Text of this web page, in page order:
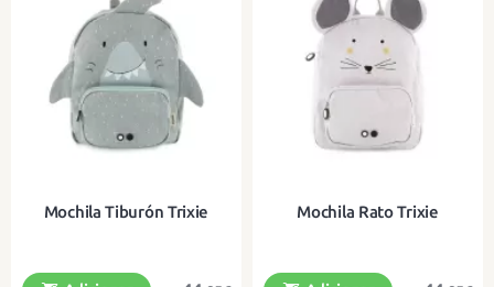
Uma divertida mochila de algodão
orgânico para os mais pequenos
Uma mochila divertida em algodão
orgânico para os mais pequenos
Mochila Tiburón Trixie Mochila Rato Trixie